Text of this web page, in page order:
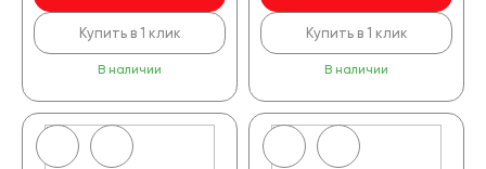
Купить в 1 клик
В наличии
Купить в 1 клик
В наличии